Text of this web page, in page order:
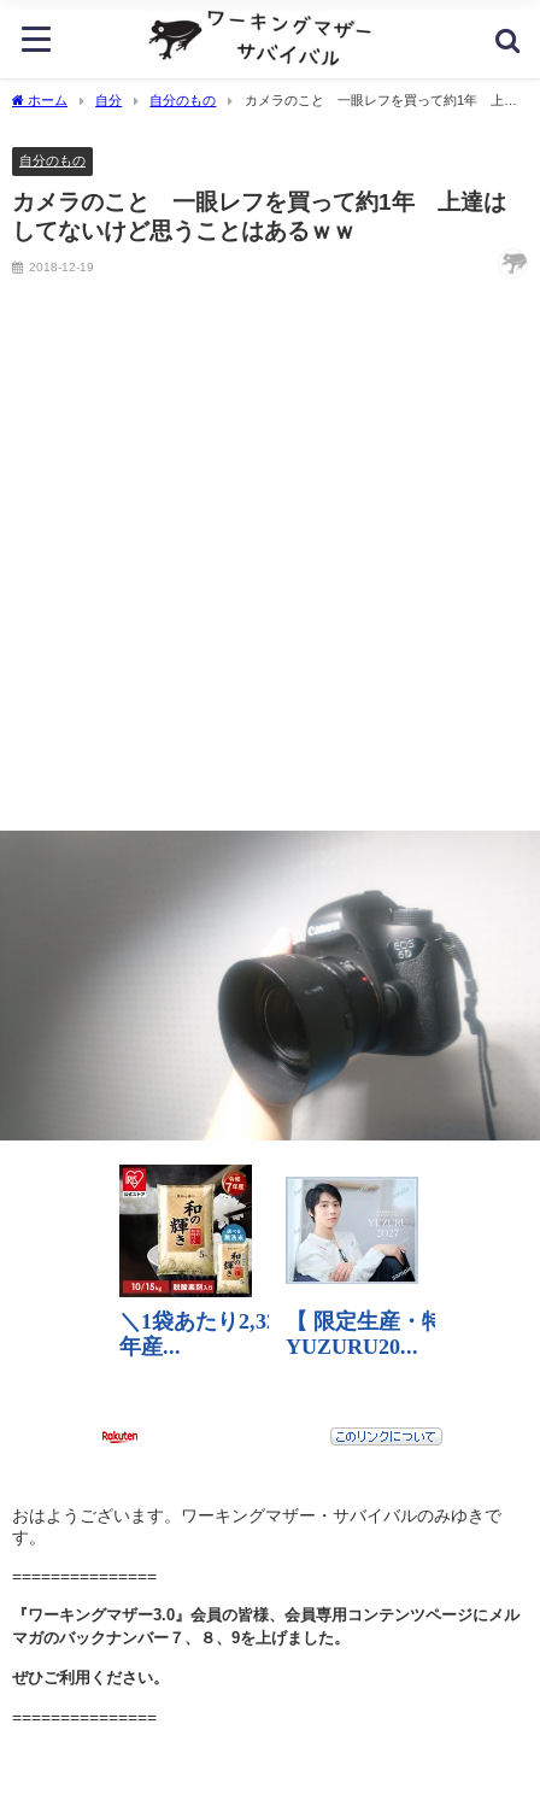
ホーム 自分 自分のもの
カメラのこと 一眼レフを買って約1年 上達
自分のもの
カメラのこと 一眼レフを買って約1年 上達は
してないけど思うことはあるｗｗ
2018-12-19
おはようございます。ワーキングマザー・サバイバルのみゆきで
す。
===============
『ワーキングマザー3.0』会員の皆様、会員専用コンテンツページにメル
マガのバックナンバー７、８、9を上げました。
ぜひご利用ください。
===============